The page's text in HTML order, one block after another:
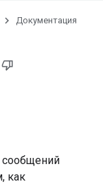
Документация
как